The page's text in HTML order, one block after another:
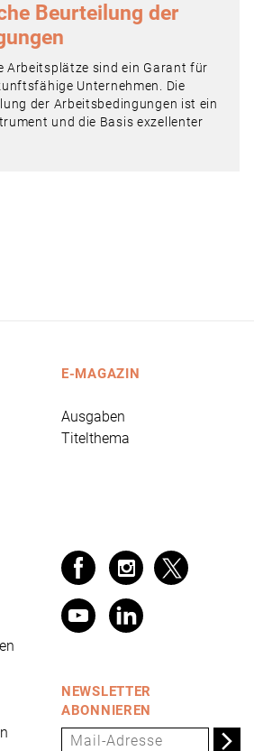
Beurteilung der
Arbeitsplätze sind ein Garant für
Unternehmen. Die
der Arbeitsbedingungen ist ein
und die Basis exzellenter
E-MAGAZIN
Ausgaben
Titelthema
NEWSLETTER
ABONNIEREN